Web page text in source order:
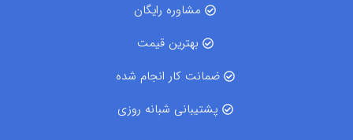
مشاوره رایگان
بهترین قیمت
ضمانت کار انجام شده
پشتیبانی شبانه روزی